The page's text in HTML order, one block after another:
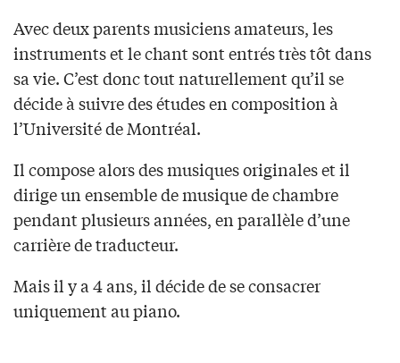
Avec deux parents musiciens amateurs, les
instruments et le chant sont entrés très tôt dans
sa vie. C’est donc tout naturellement qu’il se
décide à suivre des études en composition à
l’Université de Montréal.
Il compose alors des musiques originales et il
dirige un ensemble de musique de chambre
pendant plusieurs années, en parallèle d’une
carrière de traducteur.
Mais il y a 4 ans, il décide de se consacrer
uniquement au piano.